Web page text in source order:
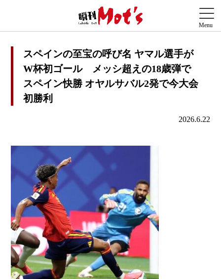
スペインの至宝の呼び名 ヤマル選手が
W杯初ゴール メッシ超えの18歳弾で
スペイン快勝 オヤルサバル2発で今大会
初勝利
2026.6.22